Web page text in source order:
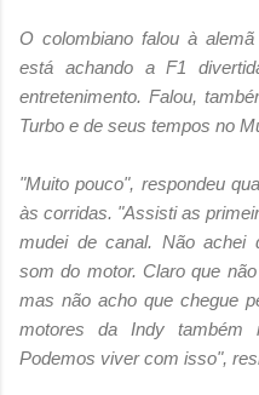
O colombiano falou à
está achando a F1
entretenimento. Falou,
Turbo e de seus tempos no
"Muito pouco", respondeu
às corridas. "Assisti as
mudei de canal. Não achei
som do motor. Claro que
mas não acho que chegue
motores da Indy também
Podemos viver com isso",